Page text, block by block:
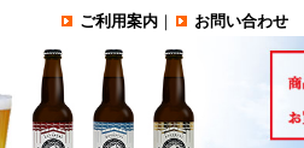
ご利用案内｜ お問い合わせ